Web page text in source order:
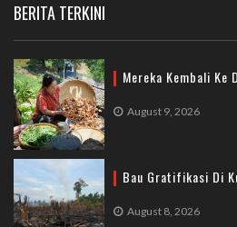
BERITA TERKINI
Mereka Kembali Ke
August 9, 2026
Bau Gratifikasi Di
August 8, 2026